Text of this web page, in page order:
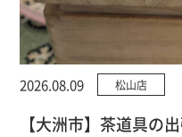
2026.08.09 松山店
【大洲市】茶道具の